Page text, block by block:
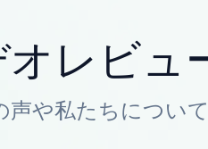
オレビュ
声や私たちについ